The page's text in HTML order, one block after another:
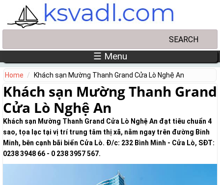
Skip to main content
☰ Menu
Home Khách sạn Mường Thanh Grand Cửa Lò Nghệ An
Khách sạn Mường Thanh Grand
Cửa Lò Nghệ An
Khách sạn Mường Thanh Grand Cửa Lò Nghệ An đạt tiêu chuẩn 4
sao, tọa lạc tại vị trí trung tâm thị xã, nằm ngay trên đường Binh
Minh, bên cạnh bãi biển Cửa Lò. Đ/c: 232 Bình Minh - Cửa Lò, SĐT:
0238 3948 66 - 0 238 3957 567.